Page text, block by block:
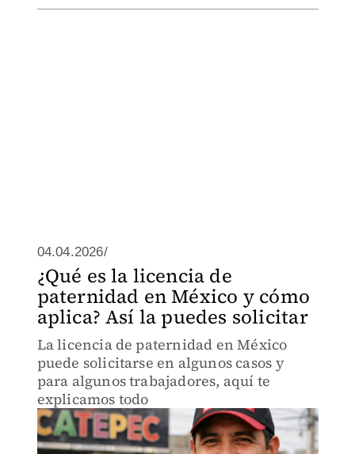
04.04.2026/
¿Qué es la licencia de
paternidad en México y cómo
aplica? Así la puedes solicitar
La licencia de paternidad en México
puede solicitarse en algunos casos y
para algunos trabajadores, aquí te
explicamos todo